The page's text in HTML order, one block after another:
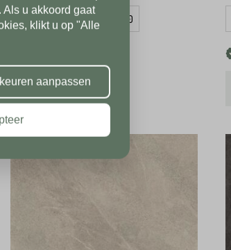
50x50 60x60 80x80
vanaf 61,95 per m2
u akkoord gaat
klikt u op "Alle
aanpassen